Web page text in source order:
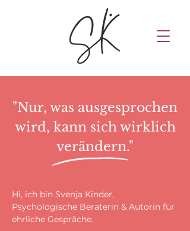
"Nur, was ausgesprochen
wird, kann sich wirklich
verändern."
Hi, ich bin Svenja Kinder,
Psychologische Beraterin & Autorin für
ehrliche Gespräche.